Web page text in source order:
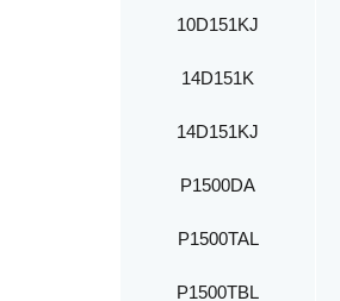
10D151KJ
14D151K
14D151KJ
P1500DA
P1500TAL
P1500TBL